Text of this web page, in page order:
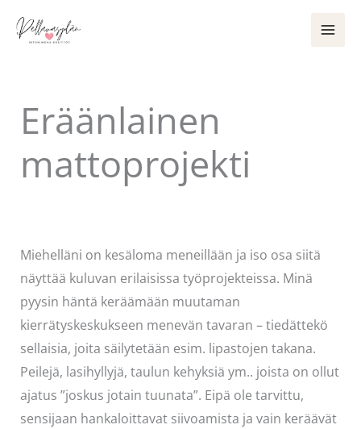
sisältöön
Eräänlainen
mattoprojekti
Miehelläni on kesäloma meneillään ja iso osa siitä
näyttää kuluvan erilaisissa työprojekteissa. Minä
pyysin häntä keräämään muutaman
kierrätyskeskukseen menevän tavaran – tiedättekö
sellaisia, joita säilytetään esim. lipastojen takana.
Peilejä, lasihyllyjä, taulun kehyksiä ym.. joista on ollut
ajatus ”joskus jotain tuunata”. Eipä ole tarvittu,
sensijaan hankaloittavat siivoamista ja vain keräävät